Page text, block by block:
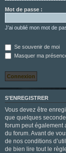
Mot de passe :
J’ai oublié mon mot de
Se souvenir de moi
Masquer ma
S’ENREGISTRER
Vous devez être
que quelques
forum peut également
du forum. Avant de
de nos conditions
de bien lire tout le